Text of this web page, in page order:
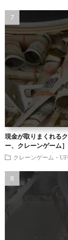
現金が取りまくれる
ー、クレーンゲーム
クレーンゲーム・